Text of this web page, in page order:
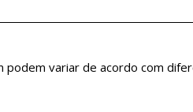
podem variar de acordo com